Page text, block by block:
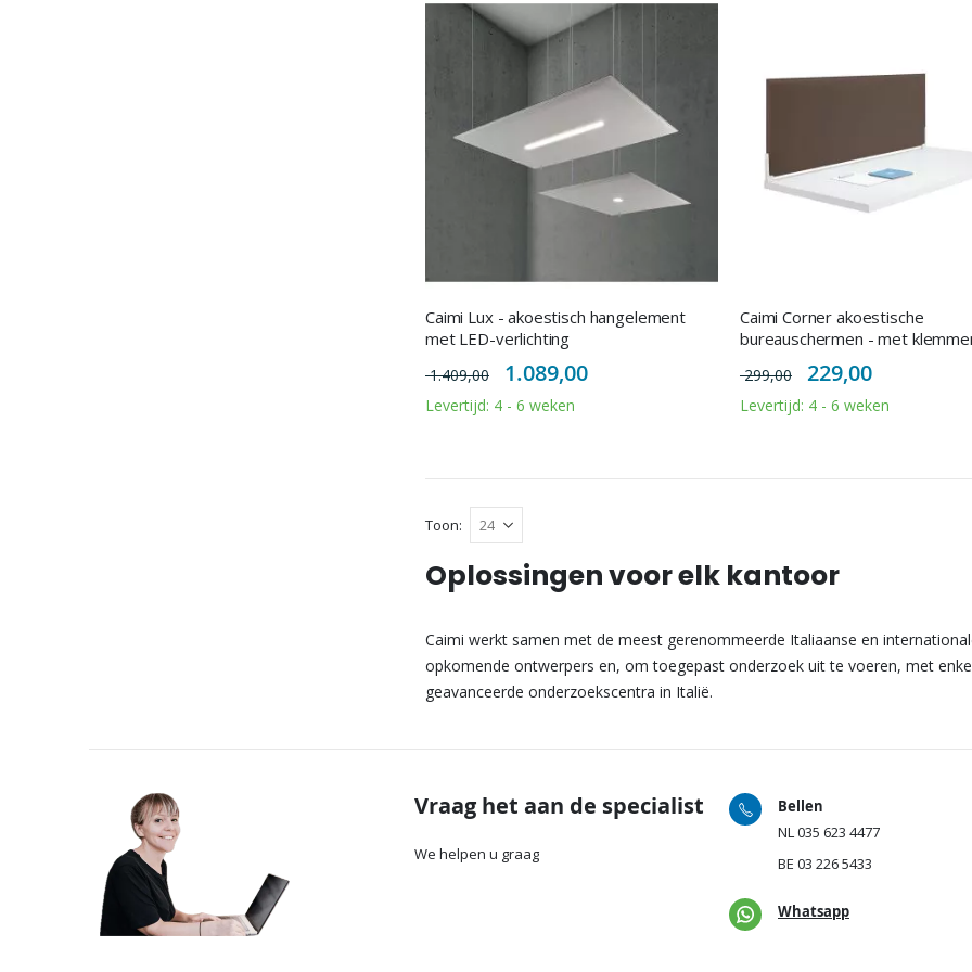
Caimi Lux - akoestisch hangelement
met LED-verlichting
1.409,00
Special
Price
1.089,00
Levertijd: 4 - 6 weken
Caimi Corner akoestische
bureauschermen - met
299,00
Special
Price
229,00
Levertijd: 4 - 6 weken
Toon
Oplossingen voor elk kantoor
Caimi werkt samen met de meest gerenommeerde Italiaanse en
opkomende ontwerpers en, om toegepast onderzoek uit te voeren, met
geavanceerde onderzoekscentra in Italië.
Vraag het aan de specialist
We helpen u graag
Bellen
NL035 623 4477
BE 03 226 5433
Whatsapp